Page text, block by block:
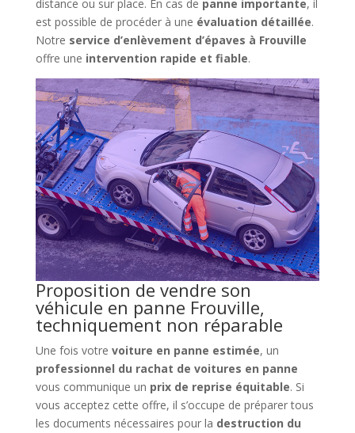
distance ou sur place. En cas de panne importante, il
est possible de procéder à une évaluation détaillée.
Notre service d’enlèvement d’épaves à Frouville
offre une intervention rapide et fiable.
Proposition de vendre son
véhicule en panne Frouville,
techniquement non réparable
Une fois votre voiture en panne estimée, un
professionnel du rachat de voitures en panne
vous communique un prix de reprise équitable. Si
vous acceptez cette offre, il s’occupe de préparer tous
les documents nécessaires pour la destruction du